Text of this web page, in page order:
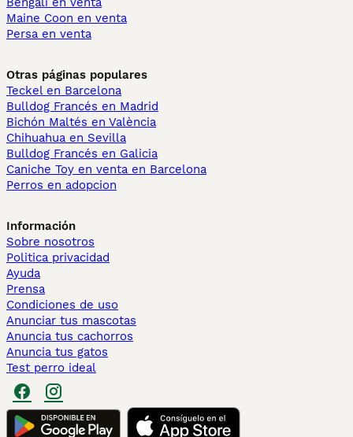
Maine Coon en venta
Persa en venta
Otras páginas populares
Teckel en Barcelona
Bulldog Francés en Madrid
Bichón Maltés en València
Chihuahua en Sevilla
Bulldog Francés en Galicia
Caniche Toy en venta en Barcelona
Perros en adopcion
Información
Sobre nosotros
Politica privacidad
Ayuda
Prensa
Condiciones de uso
Anunciar tus mascotas
Anuncia tus cachorros
Anuncia tus gatos
Test perro ideal